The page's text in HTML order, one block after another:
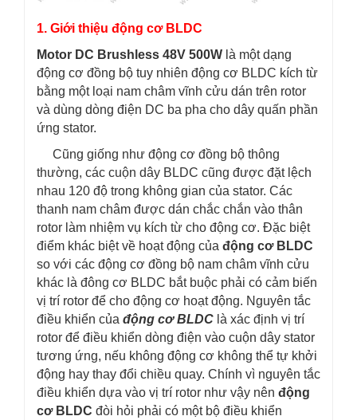
1. Giới thiệu động cơ BLDC
Motor DC Brushless 48V 500W là một dạng
động cơ đồng bộ tuy nhiên động cơ BLDC kích từ
bằng một loại nam châm vĩnh cửu dán trên rotor
và dùng dòng điện DC ba pha cho dây quấn phần
ứng stator.
Cũng giống như động cơ đồng bộ thông
thường, các cuộn dây BLDC cũng được đặt lệch
nhau 120 độ trong không gian của stator. Các
thanh nam châm được dán chắc chắn vào thân
rotor làm nhiệm vụ kích từ cho động cơ. Đặc biệt
điểm khác biệt về hoạt động của động cơ BLDC
so với các động cơ đồng bộ nam châm vĩnh cửu
khác là đông cơ BLDC bắt buộc phải có cảm biến
vị trí rotor để cho động cơ hoạt động. Nguyên tắc
điều khiển của động cơ BLDC là xác định vị trí
rotor để điều khiển dòng điện vào cuộn dây stator
tương ứng, nếu không động cơ không thể tự khởi
động hay thay đổi chiều quay. Chính vì nguyên tắc
điều khiển dựa vào vị trí rotor như vậy nên động
cơ BLDC đòi hỏi phải có một bộ điều khiển